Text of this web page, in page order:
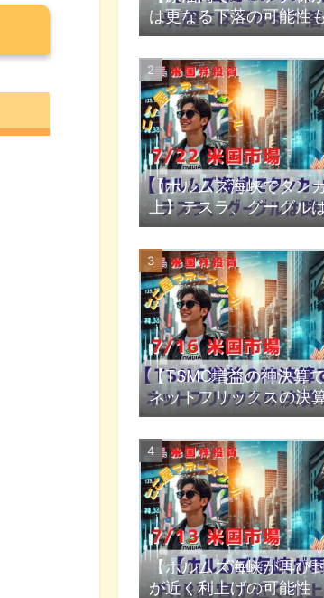
は更なる下落の可能性
【ホルムズ海峡でタン
上】テスラ、グーグル
【TSMC増益の神決算
ネットフリックスの決
【ホルムズ海峡が再び
が近く利上げの可能性